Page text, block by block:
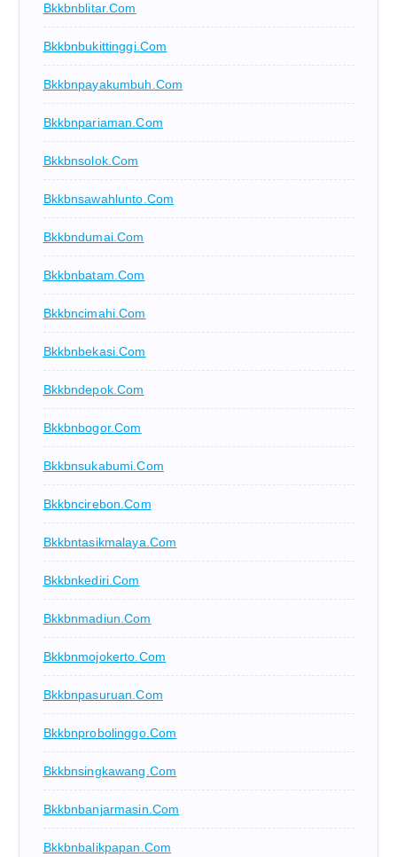
Bkkbnblitar.com
Bkkbnbukittinggi.com
Bkkbnpayakumbuh.com
Bkkbnpariaman.com
Bkkbnsolok.com
Bkkbnsawahlunto.com
Bkkbndumai.com
Bkkbnbatam.com
Bkkbncimahi.com
Bkkbnbekasi.com
Bkkbndepok.com
Bkkbnbogor.com
Bkkbnsukabumi.com
Bkkbncirebon.com
Bkkbntasikmalaya.com
Bkkbnkediri.com
Bkkbnmadiun.com
Bkkbnmojokerto.com
Bkkbnpasuruan.com
Bkkbnprobolinggo.com
Bkkbnsingkawang.com
Bkkbnbanjarmasin.com
Bkkbnbalikpapan.com